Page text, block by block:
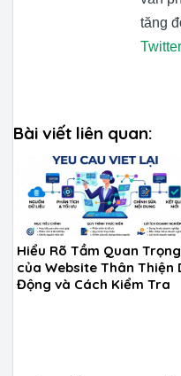
tăng
Twitter
Bài viết liên quan:
Hiểu Rõ Tầm Quan Trọng
của Website Thân Thiện
Động và Cách Kiểm Tra